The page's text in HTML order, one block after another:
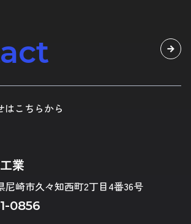
はこちらから
業
尼崎市久々知西町2丁目4番36号
0856